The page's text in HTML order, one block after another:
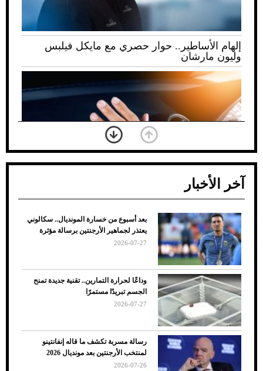
إلهام الأساطير.. حوار حصري مع مايكل فيلبس
وليون مارشان
ضعف تبريد مكيف السيارة عند الوقوف.. أشهر
الأسباب والحلول
آخر الأخبار
بعد أسبوع من خسارة المونديال.. سكالوني
يعتذر لجماهير الأرجنتين برسالة مؤثرة
2026-07-27
وداعًا لحرارة التمارين.. تقنية جديدة تمنح
الجسم تبريدًا مستمرًا
2026-07-27
رسالة مسربة تكشف ما قاله إنفانتينو
لمنتخب الأرجنتين بعد مونديال 2026
2026-07-26